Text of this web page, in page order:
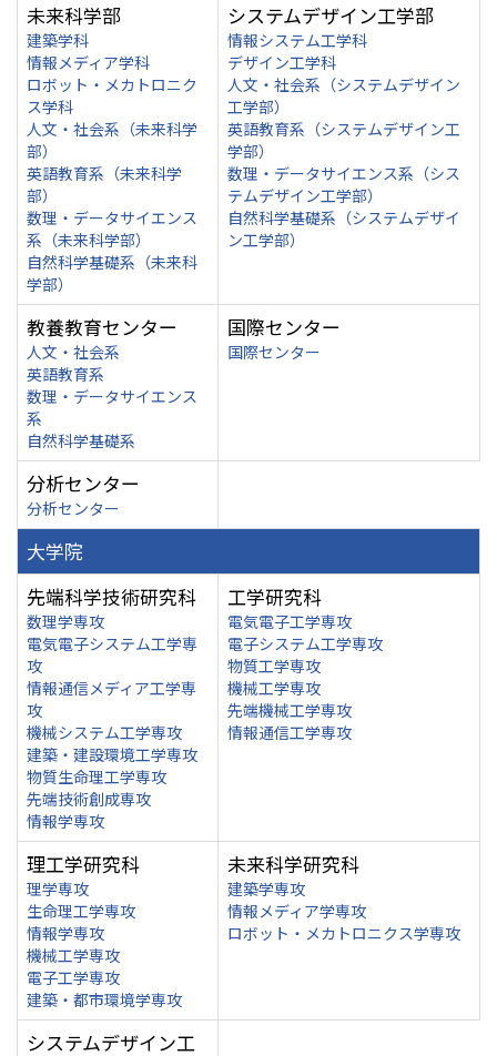
未来科学部
建築学科
情報メディア学科
ロボット・メカトロニク
ス学科
人文・社会系（未来科学
部）
英語教育系（未来科学
部）
数理・データサイエンス
系（未来科学部）
自然科学基礎系（未来科
学部）
システムデザイン工学部
情報システム工学科
デザイン工学科
人文・社会系（システムデザイン
工学部）
英語教育系（システムデザイン工
学部）
数理・データサイエンス系（シス
テムデザイン工学部）
自然科学基礎系（システムデザイ
ン工学部）
教養教育センター
人文・社会系
英語教育系
数理・データサイエンス
系
自然科学基礎系
国際センター
国際センター
分析センター
分析センター
大学院
先端科学技術研究科
数理学専攻
電気電子システム工学専
攻
情報通信メディア工学専
攻
機械システム工学専攻
建築・建設環境工学専攻
物質生命理工学専攻
先端技術創成専攻
情報学専攻
工学研究科
電気電子工学専攻
電子システム工学専攻
物質工学専攻
機械工学専攻
先端機械工学専攻
情報通信工学専攻
理工学研究科
理学専攻
生命理工学専攻
情報学専攻
機械工学専攻
電子工学専攻
建築・都市環境学専攻
未来科学研究科
建築学専攻
情報メディア学専攻
ロボット・メカトロニクス学専攻
システムデザイン工